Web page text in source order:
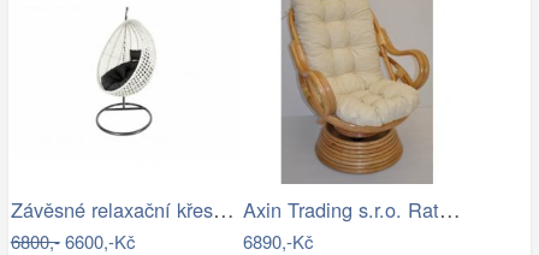
Závěsné relaxační křeslo CANDY
6800,-6600,-Kč
Axin Trading s.r.o. Ratanové houpací…
6890,-Kč